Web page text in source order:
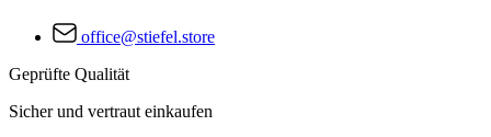
office@stiefel.store
Geprüfte Qualität
Sicher und vertraut einkaufen